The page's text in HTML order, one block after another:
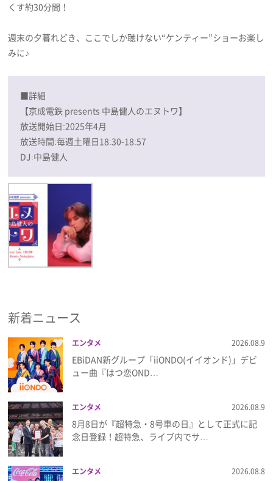
くす約30分間！
週末の夕暮れどき、ここでしか聴けない“ケンティー”ショーお楽し
みに♪
■詳細
【京成電鉄 presents 中島健人のエヌトワ】
放送開始日:2025年4月
放送時間:毎週土曜日18:30-18:57
DJ:中島健人
新着ニュース
エンタメ 2026.08.9
EBiDAN新グループ「iiONDO(イイオンド)」デビ
ュー曲『はつ恋OND…
エンタメ 2026.08.9
8月8日が『超特急・8号車の日』として正式に記
念日登録！超特急、ライブ内でサ…
エンタメ 2026.08.8